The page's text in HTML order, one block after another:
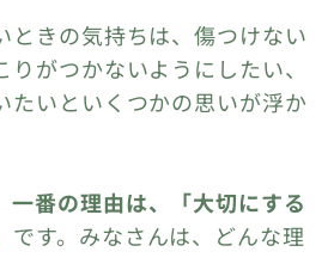
ときの気持ちは、傷つけない
がつかないようにしたい、
たいといくつかの思いが浮か
一番の理由は、「大切にする
です。みなさんは、どんな理